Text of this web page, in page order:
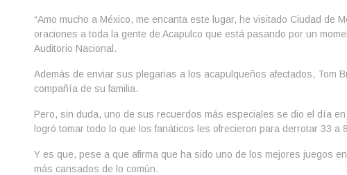
“Amo mucho a México, me encanta este lugar, he visitado Ciudad de
oraciones a toda la gente de Acapulco que está pasando por un
Auditorio Nacional.
Además de enviar sus plegarias a los acapulqueños afectados, Tom
compañía de su familia.
Pero, sin duda, uno de sus recuerdos más especiales se dio el día
logró tomar todo lo que los fanáticos les ofrecieron para derrotar 33 a
Y es que, pese a que afirma que ha sido uno de los mejores juegos
más cansados de lo común.